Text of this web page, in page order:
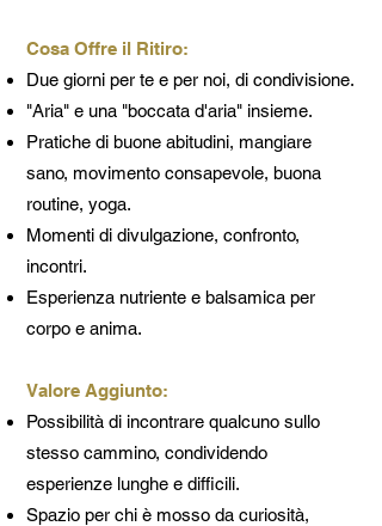
Cosa Offre il Ritiro:
Due giorni per te e per noi, di condivisione.
"Aria" e una "boccata d'aria" insieme.
Pratiche di buone abitudini, mangiare
sano, movimento consapevole, buona
routine, yoga.
Momenti di divulgazione, confronto,
incontri.
Esperienza nutriente e balsamica per
corpo e anima.
Valore Aggiunto:
Possibilità di incontrare qualcuno sullo
stesso cammino, condividendo
esperienze lunghe e difficili.
Spazio per chi è mosso da curiosità,